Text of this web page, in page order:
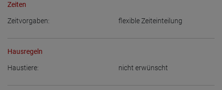
Zeiten
Zeitvorgaben: flexible Zeiteinteilung
Hausregeln
Haustiere: nicht erwünscht